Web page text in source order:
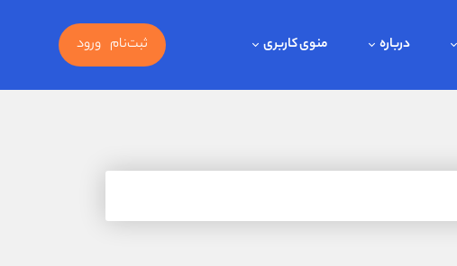
درباره منوی کاربری ثبت‌نام ورود